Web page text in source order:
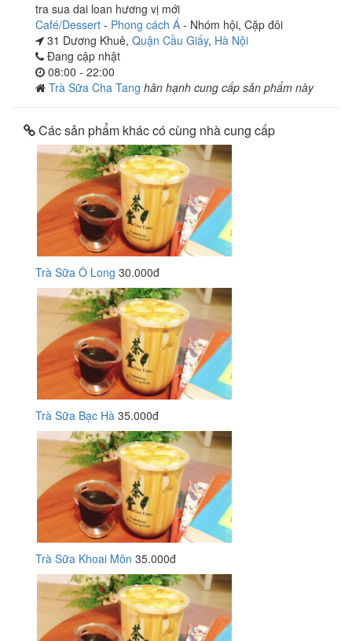
tra sua dai loan hương vị mới
Café/Dessert - Phong cách Á - Nhóm hội, Cặp đôi
31 Dương Khuê, Quận Cầu Giấy, Hà Nội
Đang cập nhật
08:00 - 22:00
Trà Sữa Cha Tang hân hạnh cung cấp sản phẩm này
Các sản phẩm khác có cùng nhà cung cấp
Trà Sữa Ô Long 30.000đ
Trà Sữa Bạc Hà 35.000đ
Trà Sữa Khoai Môn 35.000đ